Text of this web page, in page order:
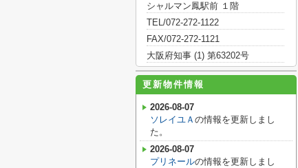
シャルマン鳳駅前 １階
TEL/072-272-1122
FAX/072-272-1121
大阪府知事 (1) 第63202号
更新物件情報
2026-08-07
ソレイユＡ の情報を更新しまし
た。
2026-08-07
プリネールの情報を更新しまし